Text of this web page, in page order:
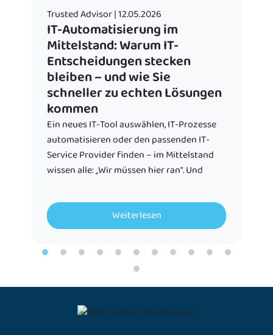
Trusted Advisor | 12.05.2026
IT-Automatisierung im
Mittelstand: Warum IT-
Entscheidungen stecken
bleiben – und wie Sie
schneller zu echten Lösungen
kommen
Ein neues IT-Tool auswählen, IT-Prozesse
automatisieren oder den passenden IT-
Service Provider finden – im Mittelstand
wissen alle: „Wir müssen hier ran". Und
Weiterlesen